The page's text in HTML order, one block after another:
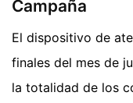
Campaña
El dispositivo de
finales del mes de
la totalidad de los